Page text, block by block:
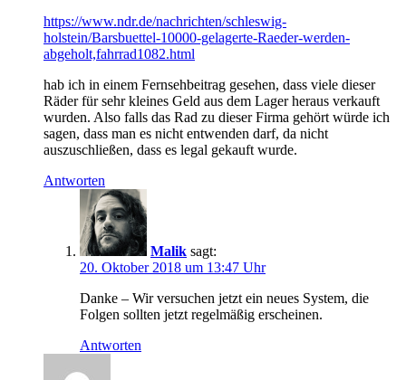
https://www.ndr.de/nachrichten/schleswig-
holstein/Barsbuettel-10000-gelagerte-Raeder-werden-
abgeholt,fahrrad1082.html
hab ich in einem Fernsehbeitrag gesehen, dass viele dieser
Räder für sehr kleines Geld aus dem Lager heraus verkauft
wurden. Also falls das Rad zu dieser Firma gehört würde ich
sagen, dass man es nicht entwenden darf, da nicht
auszuschließen, dass es legal gekauft wurde.
Antworten
Malik sagt:
20. Oktober 2018 um 13:47 Uhr
Danke – Wir versuchen jetzt ein neues System, die
Folgen sollten jetzt regelmäßig erscheinen.
Antworten